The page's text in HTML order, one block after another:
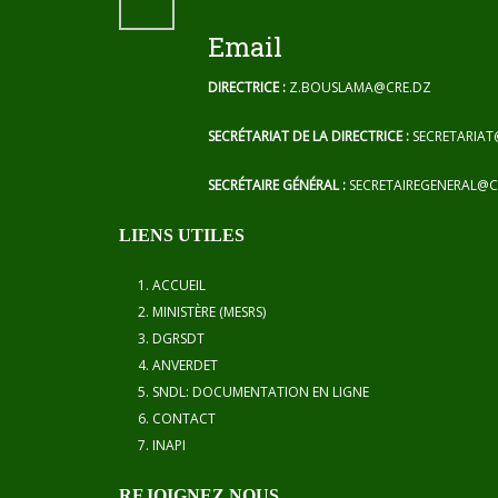
Email
DIRECTRICE : Z.BOUSLAMA@CRE.DZ
SECRÉTARIAT DE LA DIRECTRICE :
SECRÉTAIRE GÉNÉRAL :
LIENS UTILES
ACCUEIL
MINISTÈRE (MESRS)
DGRSDT
ANVERDET
SNDL: DOCUMENTATION EN LIGNE
CONTACT
INAPI